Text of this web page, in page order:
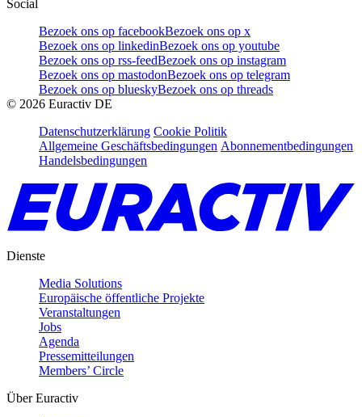
Social
Bezoek ons op facebookBezoek ons op x
Bezoek ons op linkedinBezoek ons op youtube
Bezoek ons op rss-feedBezoek ons op instagram
Bezoek ons op mastodonBezoek ons op telegram
Bezoek ons op blueskyBezoek ons op threads
© 2026 Euractiv DE
Datenschutzerklärung Cookie Politik
Allgemeine Geschäftsbedingungen Abonnementbedingungen
Handelsbedingungen
Dienste
Media Solutions
Europäische öffentliche Projekte
Veranstaltungen
Jobs
Agenda
Pressemitteilungen
Members’ Circle
Über Euractiv